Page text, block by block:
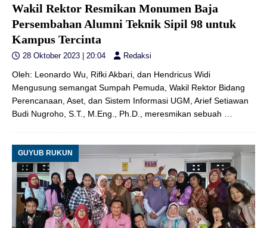
Wakil Rektor Resmikan Monumen Baja
Persembahan Alumni Teknik Sipil 98 untuk
Kampus Tercinta
28 Oktober 2023 | 20:04 Redaksi
Oleh: Leonardo Wu, Rifki Akbari, dan Hendricus Widi
Mengusung semangat Sumpah Pemuda, Wakil Rektor Bidang
Perencanaan, Aset, dan Sistem Informasi UGM, Arief Setiawan
Budi Nugroho, S.T., M.Eng., Ph.D., meresmikan sebuah …
GUYUB RUKUN